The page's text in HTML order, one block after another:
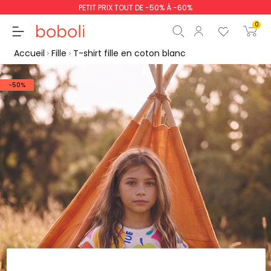
PETIT PRIX TOUT DE -50% À -60%
0
Sous-total 0,00 €
Total 0,00 €
poursuit Commencer la
Accueil Fille T-shirt fille en coton blanc
-50%